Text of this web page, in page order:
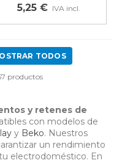
5,25 € IVA incl.
TODOS
productos
y retenes de
con modelos de
y Beko. Nuestros
un rendimiento
electrodoméstico. En